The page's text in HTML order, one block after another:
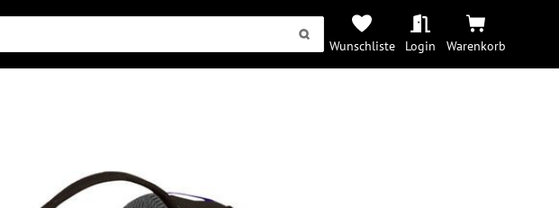
Wunschliste Login Warenkorb